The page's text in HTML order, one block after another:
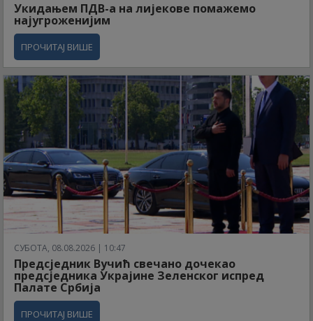
Укидањем ПДВ-а на лијекове помажемо
најугроженијим
ПРОЧИТАЈ ВИШЕ
СУБОТА, 08.08.2026 | 10:47
Предсједник Вучић свечано дочекао
предсједника Украјине Зеленског испред
Палате Србија
ПРОЧИТАЈ ВИШЕ